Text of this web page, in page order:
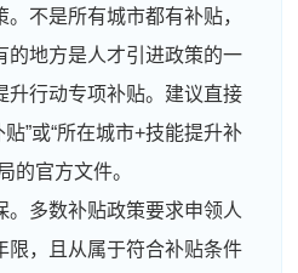
不是所有城市都有补贴，
的地方是人才引进政策的一
升行动专项补贴。建议直接
”或“所在城市+技能提升补
的官方文件。
。多数补贴政策要求申领人
限，且从属于符合补贴条件